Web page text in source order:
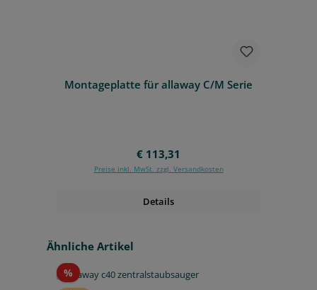
Montageplatte für allaway C/M Serie
Regulärer Preis:
€ 113,31
Preise inkl. MwSt. zzgl. Versandkosten
Details
Produktgalerie überspringen
Ähnliche Artikel
%Rabatt